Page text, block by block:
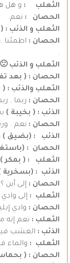
الثعلب : و هل
الحصان : نعم.
الثعلب و الذئب :
الحصان : اطمئنا
.
الثعلب و الذئب
الحصان : ( بعد
الثعلب والذئب :
الحصان : ربما .
الذئب : ( بخيبة )
الحصان : نعم .
الذئب : (بضيق )
الحصان :
الثعلب : ( بمكر )
الذئب : (بسخرية
الحصان : إلى أين ؟
الثعلب : إلى
الحصان : وادي
الثعلب : نعم إنه
الذئب : العشب
الثعلب : والماء
الحصان : (